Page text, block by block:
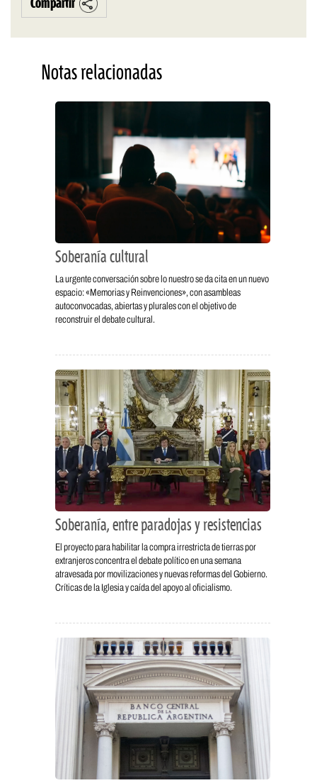
Compartir
Notas relacionadas
Soberanía cultural
La urgente conversación sobre lo nuestro se da cita en un nuevo
espacio: «Memorias y Reinvenciones», con asambleas
autoconvocadas, abiertas y plurales con el objetivo de
reconstruir el debate cultural.
Soberanía, entre paradojas y resistencias
El proyecto para habilitar la compra irrestricta de tierras por
extranjeros concentra el debate político en una semana
atravesada por movilizaciones y nuevas reformas del Gobierno.
Críticas de la Iglesia y caída del apoyo al oficialismo.